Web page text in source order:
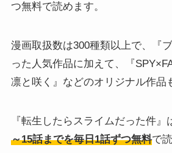
つ無料で読めます。
漫画取扱数は300種類以上で、『
った人気作品に加えて、『
凛と咲く』などのオリジナル作品
『転生したらスライムだった件』
～15話までを毎日1話ずつ無料で